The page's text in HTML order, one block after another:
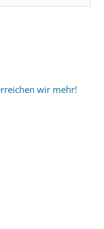
wir mehr!